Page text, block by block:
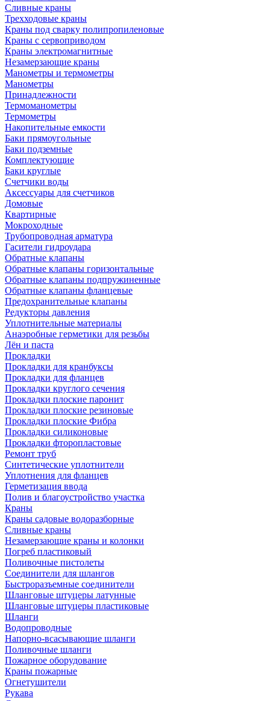
Сливные краны
Трехходовые краны
Краны под сварку полипропиленовые
Краны с сервоприводом
Краны электромагнитные
Незамерзающие краны
Манометры и термометры
Манометры
Принадлежности
Термоманометры
Термометры
Накопительные емкости
Баки прямоугольные
Баки подземные
Комплектующие
Баки круглые
Счетчики воды
Аксессуары для счетчиков
Домовые
Квартирные
Мокроходные
Трубопроводная арматура
Гасители гидроудара
Обратные клапаны
Обратные клапаны горизонтальные
Обратные клапаны подпружиненные
Обратные клапаны фланцевые
Предохранительные клапаны
Редукторы давления
Уплотнительные материалы
Анаэробные герметики для резьбы
Лён и паста
Прокладки
Прокладки для кранбуксы
Прокладки для фланцев
Прокладки круглого сечения
Прокладки плоские паронит
Прокладки плоские резиновые
Прокладки плоские Фибра
Прокладки силиконовые
Прокладки фторопластовые
Ремонт труб
Синтетические уплотнители
Уплотнения для фланцев
Герметизация ввода
Полив и благоустройство участка
Краны
Краны садовые водоразборные
Сливные краны
Незамерзающие краны и колонки
Погреб пластиковый
Поливочные пистолеты
Соединители для шлангов
Быстроразъемные соединители
Шланговые штуцеры латунные
Шланговые штуцеры пластиковые
Шланги
Водопроводные
Напорно-всасывающие шланги
Поливочные шланги
Пожарное оборудование
Краны пожарные
Огнетушители
Рукава